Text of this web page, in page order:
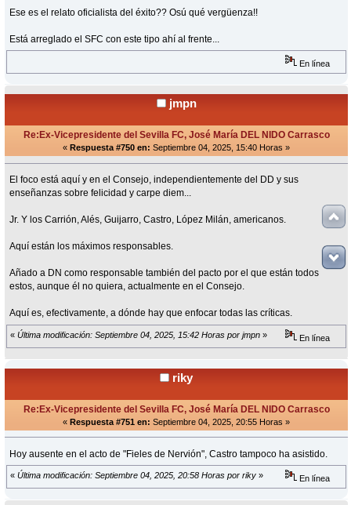
Ese es el relato oficialista del éxito?? Osú qué vergüenza!!
Está arreglado el SFC con este tipo ahí al frente...
En línea
jmpn
Re:Ex-Vicepresidente del Sevilla FC, José María DEL NIDO Carrasco
« Respuesta #750 en: Septiembre 04, 2025, 15:40 Horas »
El foco está aquí y en el Consejo, independientemente del DD y sus
enseñanzas sobre felicidad y carpe diem...
Jr. Y los Carrión, Alés, Guijarro, Castro, López Milán, americanos.
Aquí están los máximos responsables.
Añado a DN como responsable también del pacto por el que están todos
estos, aunque él no quiera, actualmente en el Consejo.
Aquí es, efectivamente, a dónde hay que enfocar todas las críticas.
« Última modificación: Septiembre 04, 2025, 15:42 Horas por jmpn » En línea
riky
Re:Ex-Vicepresidente del Sevilla FC, José María DEL NIDO Carrasco
« Respuesta #751 en: Septiembre 04, 2025, 20:55 Horas »
Hoy ausente en el acto de "Fieles de Nervión", Castro tampoco ha asistido.
« Última modificación: Septiembre 04, 2025, 20:58 Horas por riky » En línea